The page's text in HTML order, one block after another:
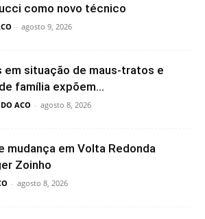
como novo técnico
- agosto 9, 2026
em situação de maus-tratos e
família expõem...
ACO - agosto 8, 2026
mudança em Volta Redonda
Zoinho
- agosto 8, 2026